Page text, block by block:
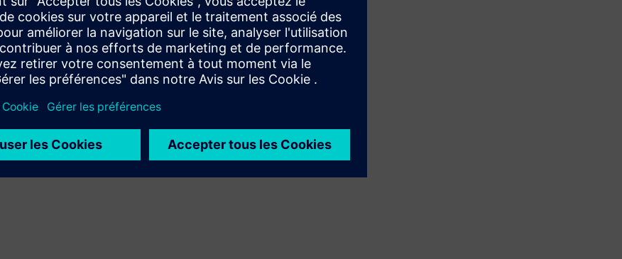
Étend ou développe un produit ou une solution Siemens
Xcelerator pour créer un nouveau produit, ou crée une
nouvelle solution client en intégrant un produit Siemens
Xcelerator à son propre produit